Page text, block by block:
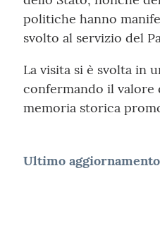
politiche hanno
svolto al servizio del
La visita si è svolta in
confermando il valore
memoria storica
Ultimo aggiornamento